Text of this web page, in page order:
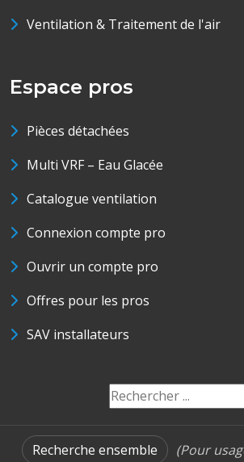
Ventilation & Traitement de l'air
Espace pros
Pièces détachées
Multi VRF – Eau Glacée
Catalogue ventilation
Connexion compte pro
Ouvrir un compte pro
Offres pour les pros
SAV installateurs
Recherche ensemble (Pour